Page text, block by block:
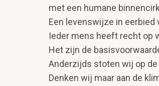
met een humane
Een levenswijze in eerbied
Ieder mens heeft recht op
Het zijn de
Anderzijds stoten wij op de
Denken wij maar aan de